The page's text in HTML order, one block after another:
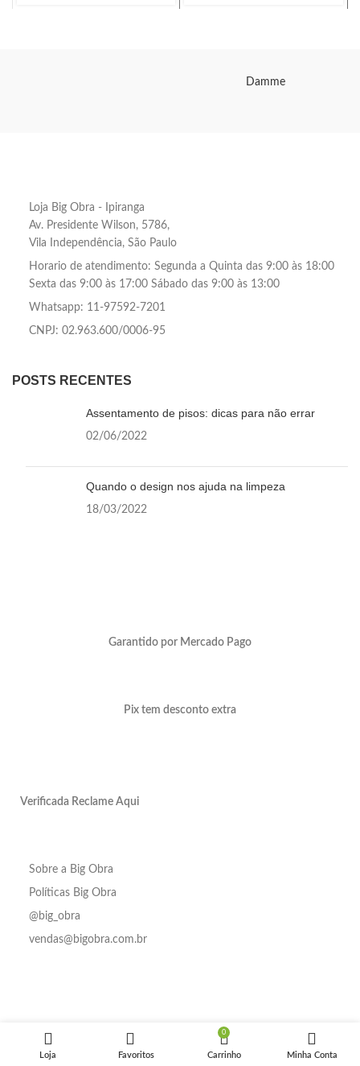
Damme
Loja Big Obra - Ipiranga
Av. Presidente Wilson, 5786,
Vila Independência, São Paulo
Horario de atendimento: Segunda a Quinta das 9:00 às 18:00
Sexta das 9:00 às 17:00 Sábado das 9:00 às 13:00
Whatsapp: 11-97592-7201
CNPJ: 02.963.600/0006-95
POSTS RECENTES
Assentamento de pisos: dicas para não errar
02/06/2022
Quando o design nos ajuda na limpeza
18/03/2022
Garantido por Mercado Pago
Pix tem desconto extra
Verificada Reclame Aqui
Sobre a Big Obra
Políticas Big Obra
@big_obra
vendas@bigobra.com.br
R$47,00
11,75
sem
Loja Favoritos
0
Carrinho Minha Conta